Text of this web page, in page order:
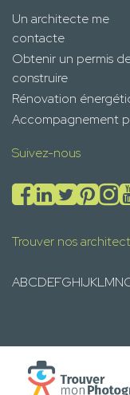
Un architecte me
contacte
Obtenir un permis
construire
Rénovation
Accompagnement
Suivez-nous
Trouver nos
ABCDEFGHIJKLMN